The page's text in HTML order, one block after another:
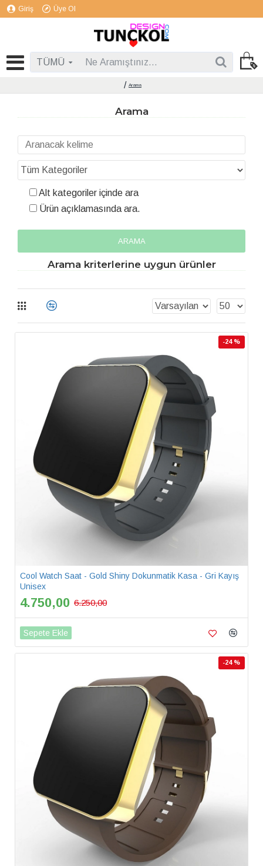
Giriş Üye Ol
TÜMÜ
Arama
Arama
Alt kategoriler içinde ara
Ürün açıklamasında ara.
ARAMA
Arama kriterlerine uygun ürünler
-24 %
Cool Watch Saat - Gold Shiny Dokunmatik Kasa - Gri Kayış
Unisex
4.750,00 6.250,00
Sepete Ekle
-24 %